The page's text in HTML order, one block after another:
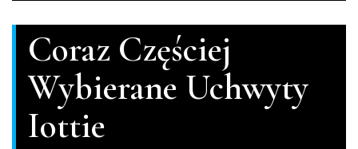
Coraz Częściej
Wybierane Uchwyty
Iottie